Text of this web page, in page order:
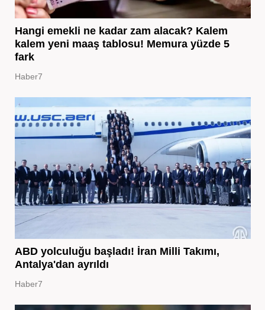
Hangi emekli ne kadar zam alacak? Kalem
kalem yeni maaş tablosu! Memura yüzde 5
fark
Haber7
ABD yolculuğu başladı! İran Milli Takımı,
Antalya'dan ayrıldı
Haber7